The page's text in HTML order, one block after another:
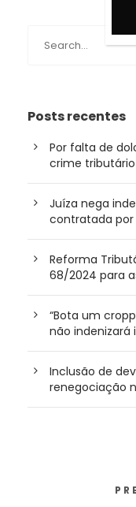
Posts recentes
Por falta de
crime
Juíza nega
contratada
Reforma
68/2024 para
“Bota um
não indenizará
Inclusão de
renegociação